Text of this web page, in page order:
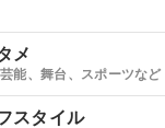
メ
能、舞台、スポーツなど
スタイル